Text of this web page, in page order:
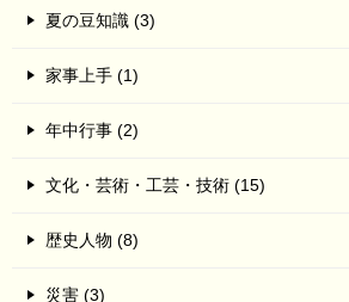
夏の豆知識 (3)
家事上手 (1)
年中行事 (2)
文化・芸術・工芸・技術 (15)
歴史人物 (8)
災害 (3)